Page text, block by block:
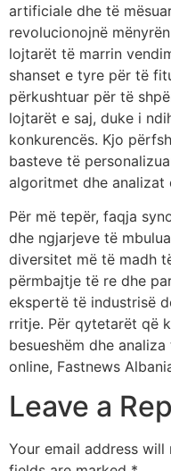
artificiale dhe të
revolucionojnë
lojtarët të marrin
shanset e tyre për të
përkushtuar për të
lojtarët e saj, duke i
konkurencës. Kjo
basteve të
algoritmet dhe analizat
Për më tepër, faqja
dhe ngjarjeve të
diversitet më të madh
përmbajtje të re dhe
ekspertë të industrisë
rritje. Për qytetarët që
besueshëm dhe
online, Fastnews
Leave a
Your email address will